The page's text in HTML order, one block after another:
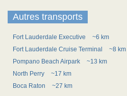
Autres transports
Fort Lauderdale Executive
~6 km
Fort Lauderdale Cruise Terminal
~8 km
Pompano Beach Airpark
~13 km
North Perry
~17 km
Boca Raton
~27 km